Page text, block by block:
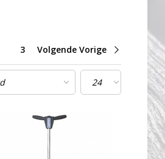
3 Volgende Vorige